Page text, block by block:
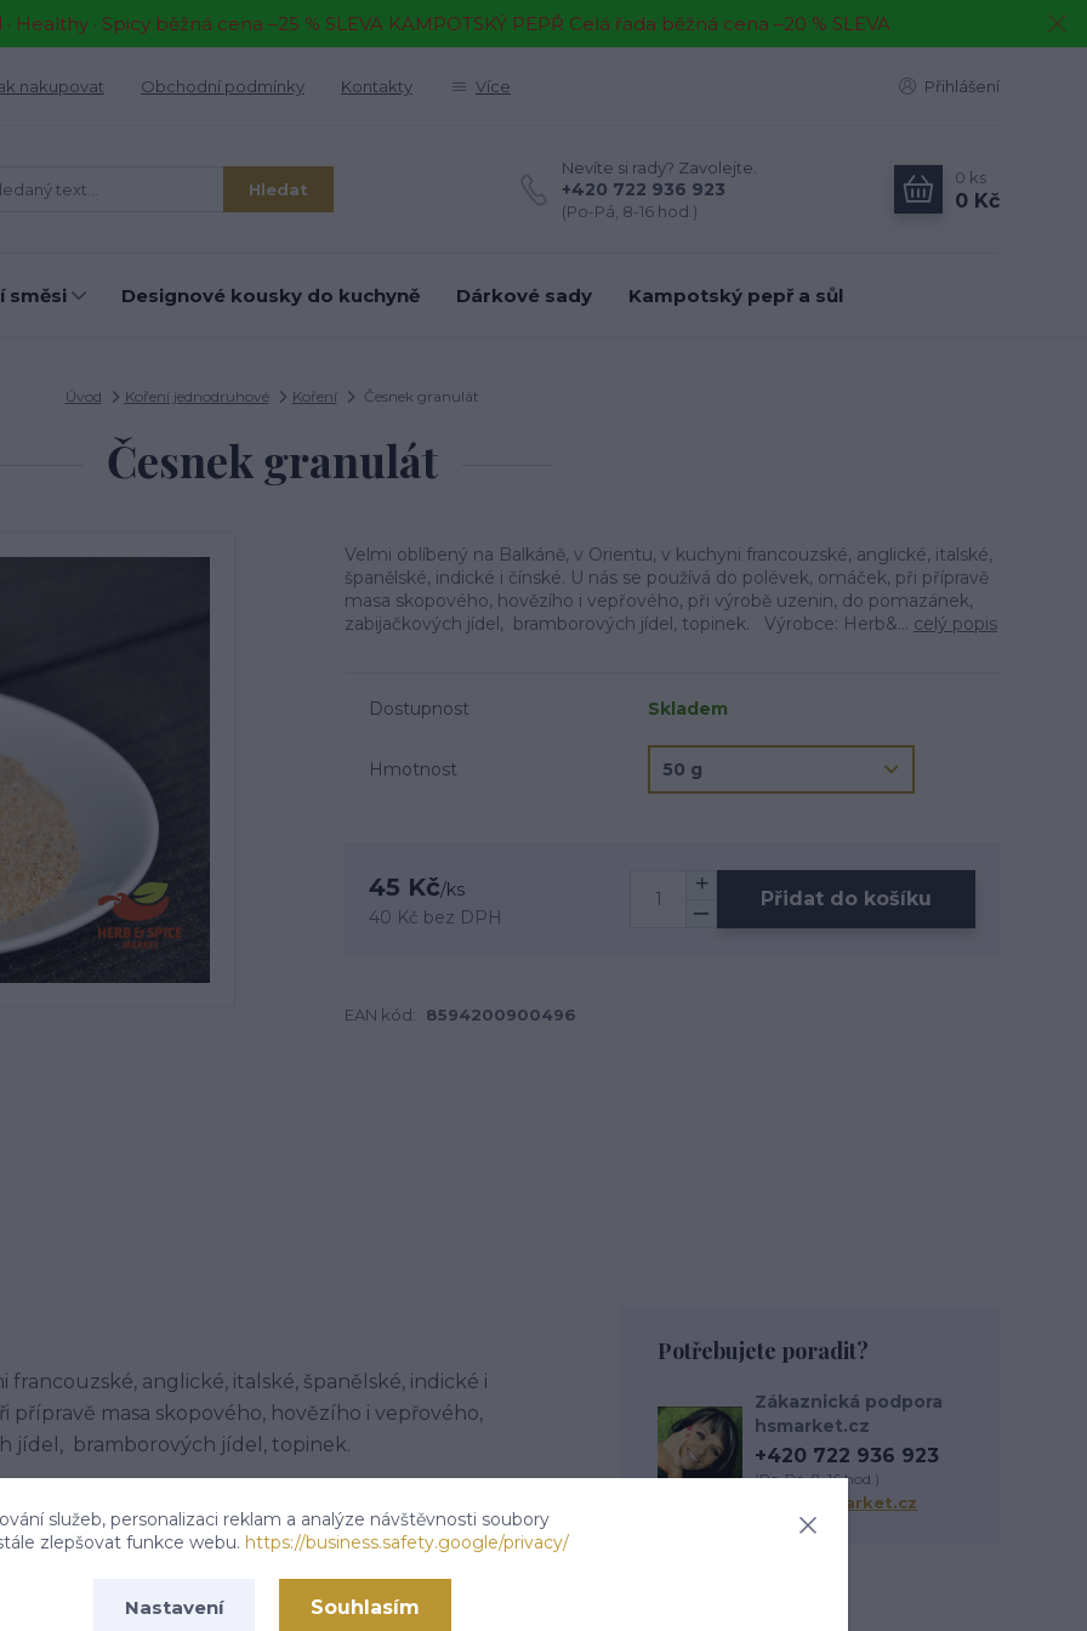
· Healthy · Spicy běžná cena –25 % SLEVA KAMPOTSKÝ PEPŘ Celá řada běžná cena –20 % SLEVA
nakupovat Obchodní podmínky Kontakty Více Přihlášení
Hledat
Nevíte si rady? Zavolejte.
+420 722 936 923
(Po-Pá, 8-16 hod.)
0 ks
0 Kč
směsi Designové kousky do kuchyně Dárkové sady Kampotský pepř a sůl
Úvod Koření jednodruhové Koření Česnek granulát
Česnek granulát
Velmi oblíbený na Balkáně, v Orientu, v kuchyni francouzské, anglické, italské,
španělské, indické i čínské. U nás se používá do polévek, omáček, při přípravě
masa skopového, hovězího i vepřového, při výrobě uzenin, do pomazánek,
zabijačkových jídel, bramborových jídel, topinek. Výrobce: Herb&... celý popis
Dostupnost Skladem
Hmotnost
45 Kč/ks
40 Kč bez DPH
Přidat do košíku
EAN kód: 8594200900496
anglické, italské, španělské, indické i
přípravě masa skopového, hovězího i vepřového,
jídel, bramborových jídel, topinek.
Řečice, 37821
Potřebujete poradit?
Zákaznická podpora
hsmarket.cz
+420 722 936 923
(Po-Pá, 8-16 hod.)
info@hsmarket.cz
služeb, personalizaci reklam a analýze návštěvnosti soubory
zlepšovat funkce webu. https://business.safety.google/privacy/
Nastavení Souhlasím